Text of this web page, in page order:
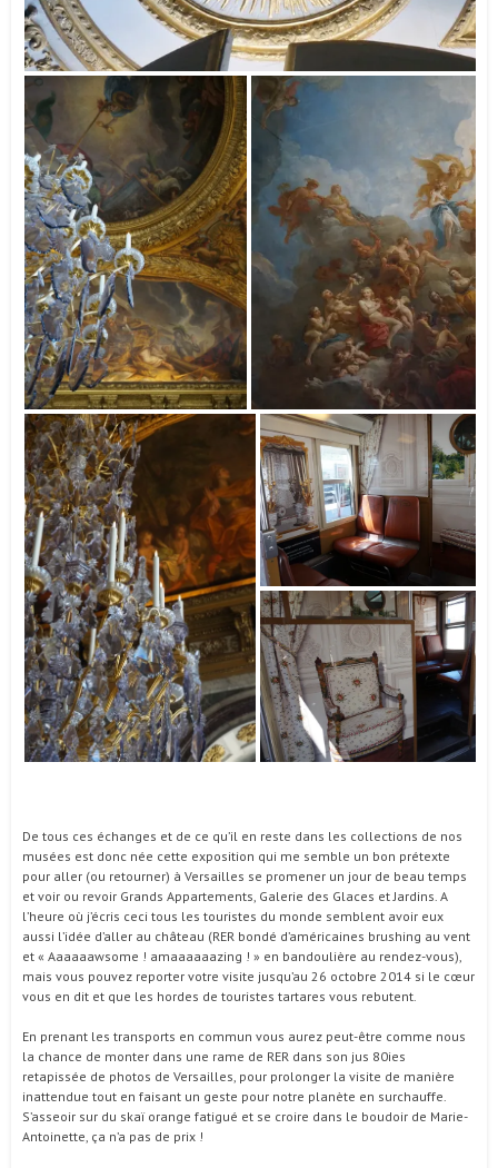
De tous ces échanges et de ce qu’il en reste dans les collections de nos
musées est donc née cette exposition qui me semble un bon prétexte
pour aller (ou retourner) à Versailles se promener un jour de beau temps
et voir ou revoir Grands Appartements, Galerie des Glaces et Jardins. A
l’heure où j’écris ceci tous les touristes du monde semblent avoir eux
aussi l’idée d’aller au château (RER bondé d’américaines brushing au vent
et « Aaaaaawsome ! amaaaaaazing ! » en bandoulière au rendez-vous),
mais vous pouvez reporter votre visite jusqu’au 26 octobre 2014 si le cœur
vous en dit et que les hordes de touristes tartares vous rebutent.
En prenant les transports en commun vous aurez peut-être comme nous
la chance de monter dans une rame de RER dans son jus 80ies
retapissée de photos de Versailles, pour prolonger la visite de manière
inattendue tout en faisant un geste pour notre planète en surchauffe.
S’asseoir sur du skaï orange fatigué et se croire dans le boudoir de Marie-
Antoinette, ça n’a pas de prix !